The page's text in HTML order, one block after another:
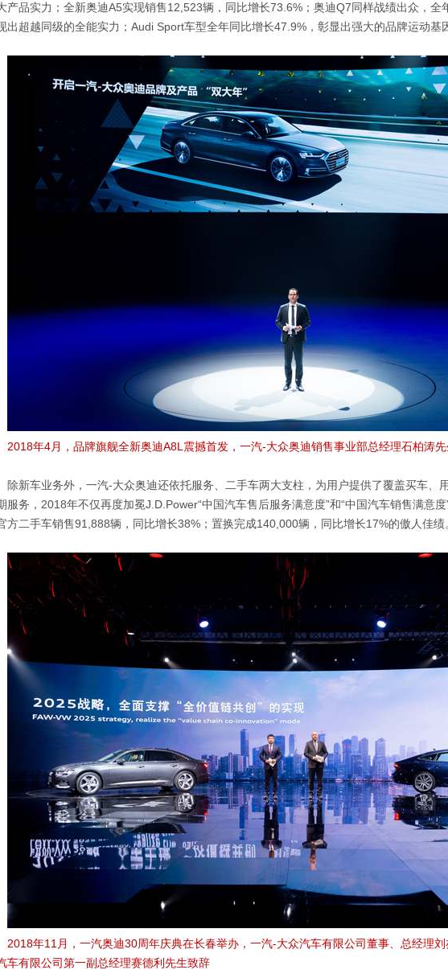
产品实力；全新奥迪A5实现销售12,523辆，同比增长73.6%；奥迪Q7同样战绩出众，全
出超越同级的全能实力；Audi Sport车型全年同比增长47.9%，彰显出强大的品牌运动基
2018年4月，品牌旗舰全新奥迪A8L震撼首发，一汽-大众奥迪销售事业部总经理石柏涛
除新车业务外，一汽-大众奥迪还依托服务、二手车两大支柱，为用户提供了覆盖买车、
服务，2018年不仅再度加冕J.D.Power“中国汽车售后服务满意度”和“中国汽车销售满意
方二手车销售91,888辆，同比增长38%；置换完成140,000辆，同比增长17%的傲人佳绩
2018年11月，一汽奥迪30周年庆典在长春举办，一汽-大众汽车有限公司董事、总经理
车有限公司第一副总经理赛德利先生致辞